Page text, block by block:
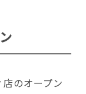
のオープン